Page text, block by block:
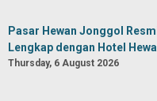
Pasar Hewan Jonggol
Lengkap dengan Hotel
Thursday, 6 August 2026